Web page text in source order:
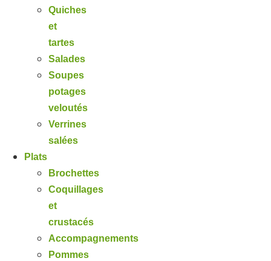
Quiches
et
tartes
Salades
Soupes
potages
veloutés
Verrines
salées
Plats
Brochettes
Coquillages
et
crustacés
Accompagnements
Pommes